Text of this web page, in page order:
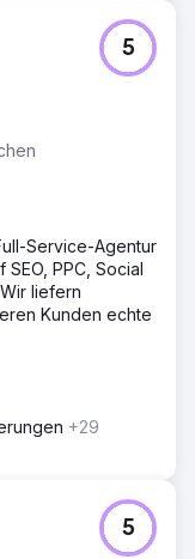
5
Service-Agentur
PPC, Social
liefern
Kunden echte
+29
5